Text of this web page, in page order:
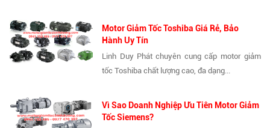
Motor Giảm Tốc Toshiba Giá Rẻ, Bảo
Hành Uy Tín
Linh Duy Phát chuyên cung cấp motor giảm
tốc Toshiba chất lượng cao, đa dạng...
Vì Sao Doanh Nghiệp Ưu Tiên Motor Giảm
Tốc Siemens?